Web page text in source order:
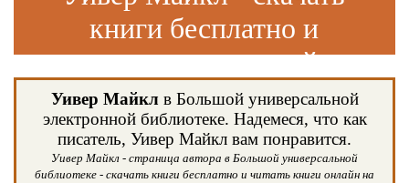
книги бесплатно и
читать книги онлайн
Уивер Майклв Большой универсальной
электронной библиотеке. Надемеся, что как
писатель, Уивер Майкл вам понравится.
Уивер Майкл - страница автора в Большой универсальной
библиотеке - скачать книги бесплатно и читать книги онлайн на